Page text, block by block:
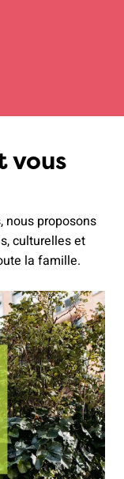
vous
nous proposons
culturelles et
la famille.